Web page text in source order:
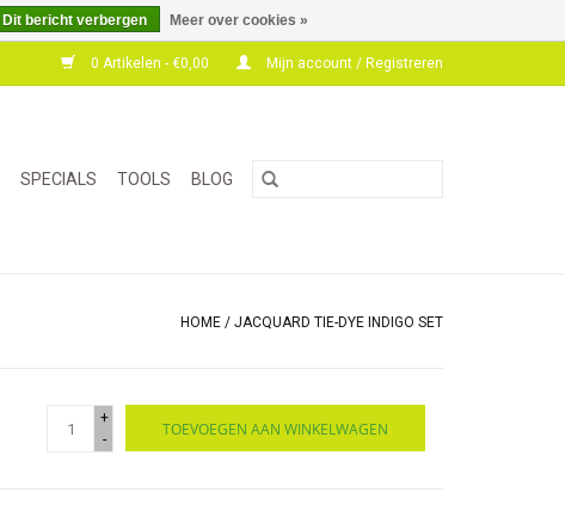
0 Artikelen - €0,00 Mijn account / Registreren
SPECIALS TOOLS BLOG
HOME / JACQUARD TIE-DYE INDIGO SET
+
-
TOEVOEGEN AAN WINKELWAGEN
Dit bericht verbergen Meer over cookies »